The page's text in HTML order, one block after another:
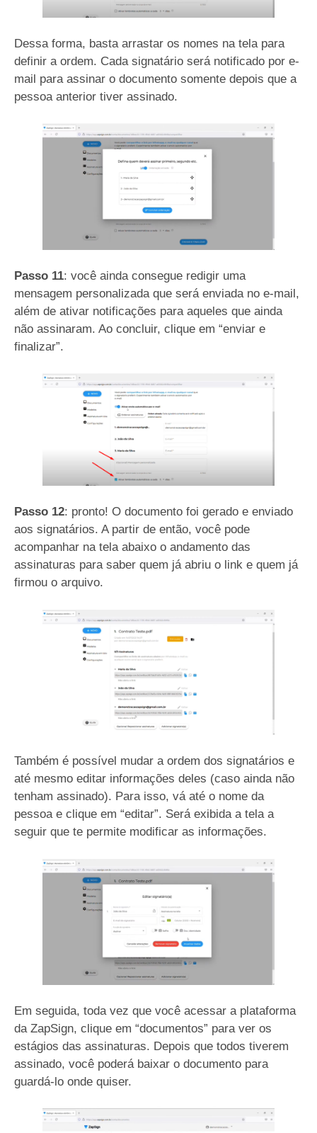
Dessa forma, basta arrastar os nomes na tela para
definir a ordem. Cada signatário será notificado por e-
mail para assinar o documento somente depois que a
pessoa anterior tiver assinado.
Passo 11: você ainda consegue redigir uma
mensagem personalizada que será enviada no e-mail,
além de ativar notificações para aqueles que ainda
não assinaram. Ao concluir, clique em “enviar e
finalizar”.
Passo 12: pronto! O documento foi gerado e enviado
aos signatários. A partir de então, você pode
acompanhar na tela abaixo o andamento das
assinaturas para saber quem já abriu o link e quem já
firmou o arquivo.
Também é possível mudar a ordem dos signatários e
até mesmo editar informações deles (caso ainda não
tenham assinado). Para isso, vá até o nome da
pessoa e clique em “editar”. Será exibida a tela a
seguir que te permite modificar as informações.
Em seguida, toda vez que você acessar a plataforma
da ZapSign, clique em “documentos” para ver os
estágios das assinaturas. Depois que todos tiverem
assinado, você poderá baixar o documento para
guardá-lo onde quiser.